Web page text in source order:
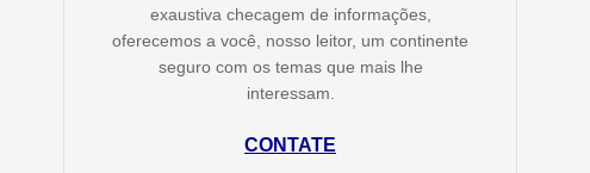
exaustiva checagem de informações,
oferecemos a você, nosso leitor, um continente
seguro com os temas que mais lhe
interessam.
CONTATE